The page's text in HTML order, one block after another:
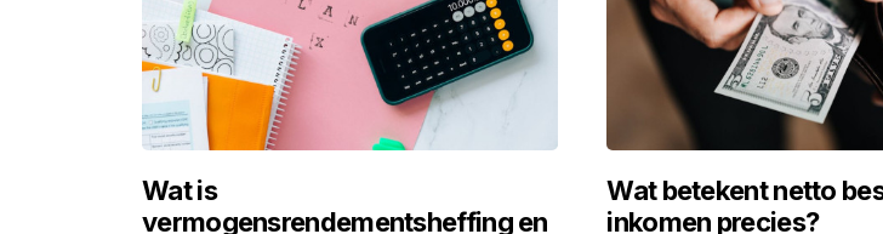
Wat is
vermogensrendementsheffing en
Wat betekent netto
inkomen precies?